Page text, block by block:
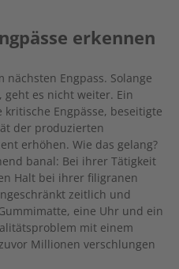
erkennen
nächsten Engpass. Solange
es nicht weiter. Ein
Engpässe, beseitigte
der produzierten
erhöhen. Wie das gelang?
banal: Bei ihrer Tätigkeit
Halt bei ihrer filigranen
zeitlich und
eine Uhr und ein
mit einem
Millionen verschlungen